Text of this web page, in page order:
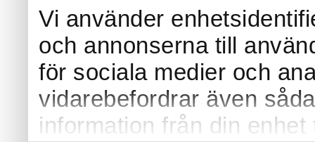
Vi använder
och annonserna till
för sociala medier och
vidarebefordrar även
information från din